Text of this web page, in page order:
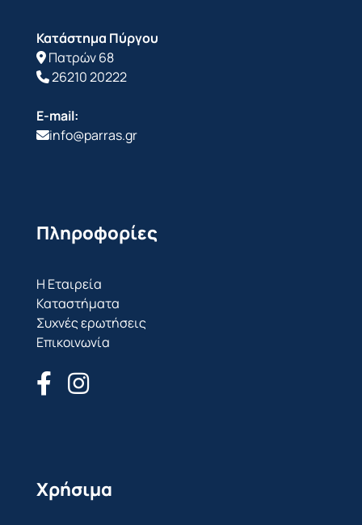
Κατάστημα Πύργου
Πατρών 68
26210 20222
E-mail:
info@parras.gr
Πληροφορίες
Η Εταιρεία
Καταστήματα
Συχνές ερωτήσεις
Επικοινωνία
Χρήσιμα